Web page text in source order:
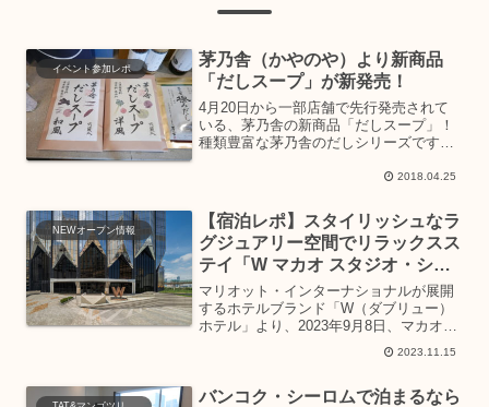
イベント参加レポ
茅乃舎（かやのや）より新商品
「だしスープ」が新発売！
4月20日から一部店舗で先行発売されて
いる、茅乃舎の新商品「だしスープ」！
種類豊富な茅乃舎のだしシリーズです
でおいしいだし」として楽しめる新商品
ープとして楽しめちゃいま...
2018.04.25
NEWオープン情報
【宿泊レポ】スタイリッシュなラ
グジュアリー空間でリラックスス
テイ「W マカオ スタジオ・シテ
ィ」
マリオット・インターナショナルが展開
するホテルブランド「W（ダブリュー）
ホテル」より、2023年9月8日、マカオに
「W マカオ スタジオ・シティ」が開
業。“アジアのラスベガス”と呼ばれるマ
てご紹介します...
2023.11.15
バンコク・シーロムで泊まるなら